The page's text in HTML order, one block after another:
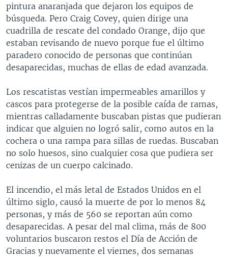
pintura anaranjada que dejaron los equipos de
búsqueda. Pero Craig Covey, quien dirige una
cuadrilla de rescate del condado Orange, dijo que
estaban revisando de nuevo porque fue el último
paradero conocido de personas que continúan
desaparecidas, muchas de ellas de edad avanzada.
Los rescatistas vestían impermeables amarillos y
cascos para protegerse de la posible caída de ramas,
mientras calladamente buscaban pistas que pudieran
indicar que alguien no logró salir, como autos en la
cochera o una rampa para sillas de ruedas. Buscaban
no solo huesos, sino cualquier cosa que pudiera ser
cenizas de un cuerpo calcinado.
El incendio, el más letal de Estados Unidos en el
último siglo, causó la muerte de por lo menos 84
personas, y más de 560 se reportan aún como
desaparecidas. A pesar del mal clima, más de 800
voluntarios buscaron restos el Día de Acción de
Gracias y nuevamente el viernes, dos semanas